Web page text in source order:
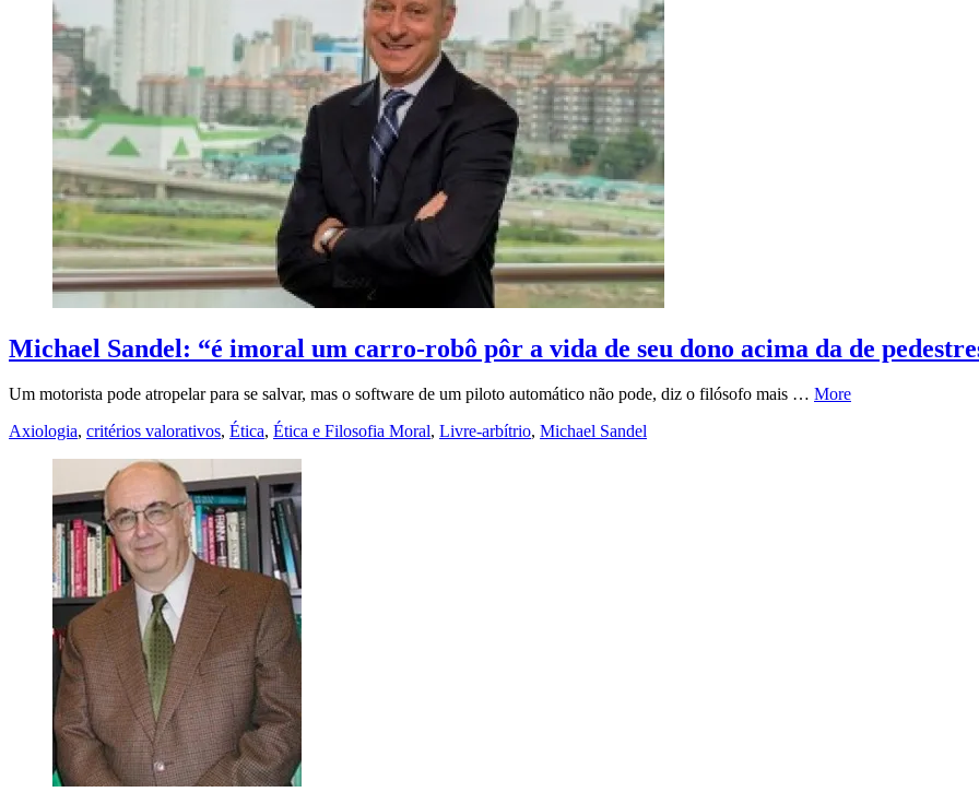
Michael Sandel: “é imoral um carro-robô pôr a vida de seu dono acima da de
Um motorista pode atropelar para se salvar, mas o software de um piloto automático não pode, diz o filósofo mais … More
Axiologia, critérios valorativos, Ética, Ética e Filosofia Moral, Livre-arbítrio, Michael Sandel